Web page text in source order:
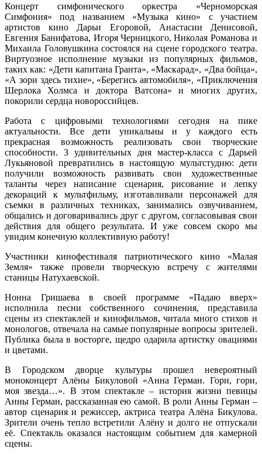
Концерт симфонического оркестра «Черноморская
Симфония» под названием «Музыка кино» с участием
артистов кино Дарьи Егоровой, Анастасии Денисовой,
Евгения Банифатова, Игоря Черницкого, Николая Романова и
Михаила Головушкина состоялся на сцене городского театра.
Виртуозное исполнение музыки из популярных фильмов,
таких как: «Дети капитана Гранта», «Маскарад», «Два бойца»,
«А зори здесь тихие», «Берегись автомобиля», «Приключения
Шерлока Холмса и доктора Ватсона» и многих других,
покорили сердца новороссийцев.
Работа с цифровыми технологиями сегодня на пике
актуальности. Все дети уникальны и у каждого есть
прекрасная возможность реализовать свои творческие
способности. 3 удивительных дня мастер-класса с Дарьей
Лукьяновой превратились в настоящую мультстудию: дети
получили возможность развивать свои художественные
таланты через написание сценария, рисование и лепку
декораций к мультфильму, изготавливали персонажей для
съемки в различных техниках, занимались озвучиванием,
общались и договаривались друг с другом, согласовывая свои
действия для общего результата. И уже совсем скоро мы
увидим конечную коллективную работу!
Участники кинофестиваля патриотического кино «Малая
Земля» также провели творческую встречу с жителями
станицы Натухаевской.
Нонна Гришаева в своей программе «Падаю вверх»
исполнила песни собственного сочинения, представила
сцены из спектаклей и кинофильмов, читала много стихов и
монологов, отвечала на самые популярные вопросы зрителей.
Публика была в восторге, щедро одарила артистку овациями
и цветами.
В Городском дворце культуры прошел невероятный
моноконцерт Алёны Бикуловой «Анна Герман. Гори, гори,
моя звезда…». В этом спектакле – история жизни певицы
Анны Герман, рассказанная ею самой. В роли Анны Герман –
автор сценария и режиссер, актриса театра Алёна Бикулова.
Зрители очень тепло встретили Алёну и долго не отпускали
её. Спектакль оказался настоящим событием для камерной
сцены.